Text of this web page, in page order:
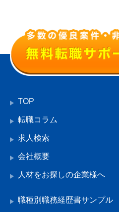
TOP
転職コラム
求人検索
会社概要
人材をお探しの企業様へ
職種別職務経歴書サンプル